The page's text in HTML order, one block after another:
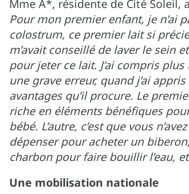
Mme A*, résidente de Cité Soleil,
Pour mon premier enfant, je n’ai
colostrum, ce premier lait si
m’avait conseillé de laver le sein
pour jeter ce lait. J’ai compris plus
une grave erreur, quand j’ai
avantages qu’il procure. Le
riche en éléments bénéfiques
bébé. L’autre, c’est que vous
dépenser pour acheter un
charbon pour faire bouillir l’eau,
Une mobilisation nationale